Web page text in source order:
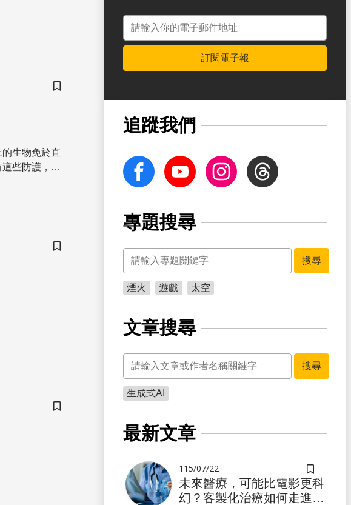
儲存書籤
生物免於直
些防護，生
儲存書籤
儲存書籤
電子郵件地址
訂閱電子報
追蹤我們
facebook Youtube InstagramThreads
專題搜尋
關鍵字
搜尋
煙火 遊戲 太空
文章搜尋
關鍵字
搜尋
生成式AI
最新文章
儲存書籤
115/07/22
未來醫療，可能比電影更科
幻？客製化治療如何走進真